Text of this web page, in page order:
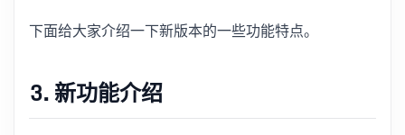
下面给大家介绍一下新版本的一些功能特点。
3. 新功能介绍